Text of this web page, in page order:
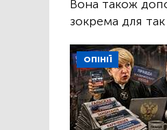
Вона також
зокрема для
ОПІНІЇ